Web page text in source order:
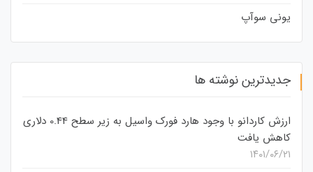
یونی سوآپ
جدیدترین نوشته ها
ارزش کاردانو با وجود هارد فورک واسیل به زیر سطح 0.44 دلاری
کاهش یافت
۱۴۰۱/۰۶/۲۱